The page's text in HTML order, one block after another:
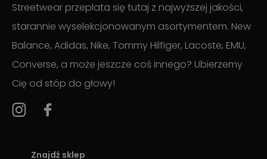
Streetwear przeplata się tutaj z najwyższej jakości,
starannie wyselekcjonowanym asortymentem. New
Balance, Adidas, Nike, Tommy Hilfiger, Lacoste, EMU,
Converse, a może jeszcze coś innego? Ubierzemy
Cię od stóp do głowy!
Znajdź sklep